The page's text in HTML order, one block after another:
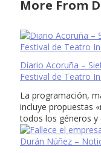
More From
Diario Acoruña –
Festival de Teatro
La programación,
incluye propuestas
todos los géneros y